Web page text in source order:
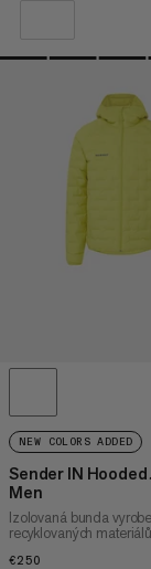
NEW COLORS ADDED
Sender IN
Men
Izolovaná bunda
recyklovaných materiálů
€250